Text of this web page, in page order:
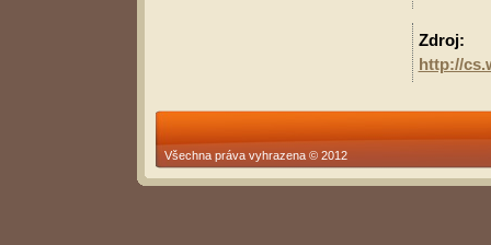
Zdroj:
http://
Všechna práva vyhrazena © 2012